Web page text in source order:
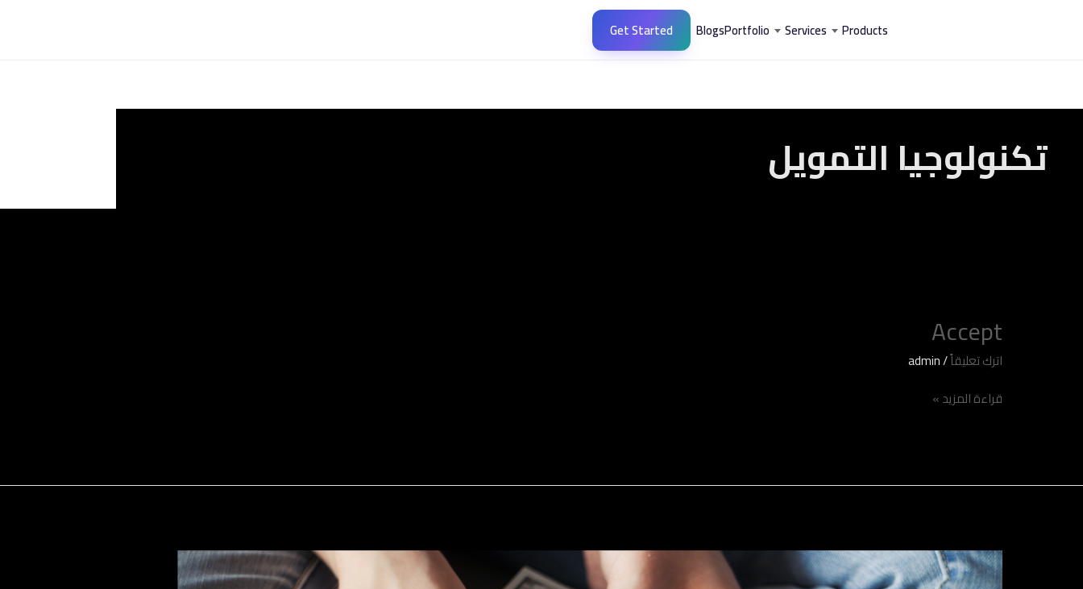
Products
Services
Portfolio
Blogs
Get Started
تكنولوجيا التمويل
Accept
اترك تعليقاً/
admin
قراءة المزيد »
Solfah